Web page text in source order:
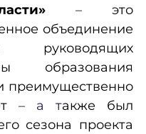
–это
объединение
руководящих
образования
преимущественно
– а также был
сезона проекта